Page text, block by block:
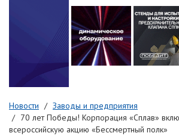
Новости
Заводы и предприятия
70 лет Победы! Корпорация «Сплав»
всероссийскую акцию «Бессмертный полк»